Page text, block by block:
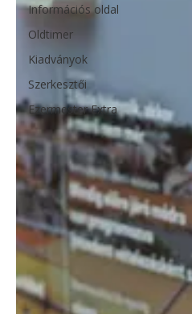
Információs oldal
Oldtimer
Kiadványok
Szerkesztői
Ezermester Extra